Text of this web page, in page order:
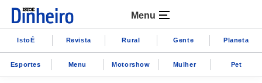
Menu
IstoÉ Revista Rural Gente Planeta
Esportes Menu Motorshow Mulher Pet